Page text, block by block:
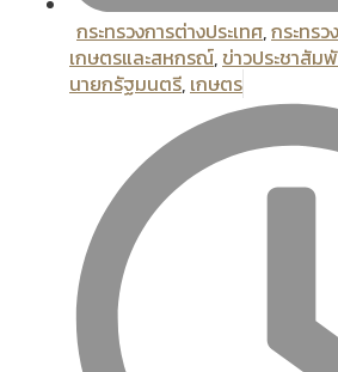
กระทรวงการต่างประเทศ,กระทร
เกษตรและสหกรณ์, ข่าวประชาสัม
นายกรัฐมนตรี, เกษตร